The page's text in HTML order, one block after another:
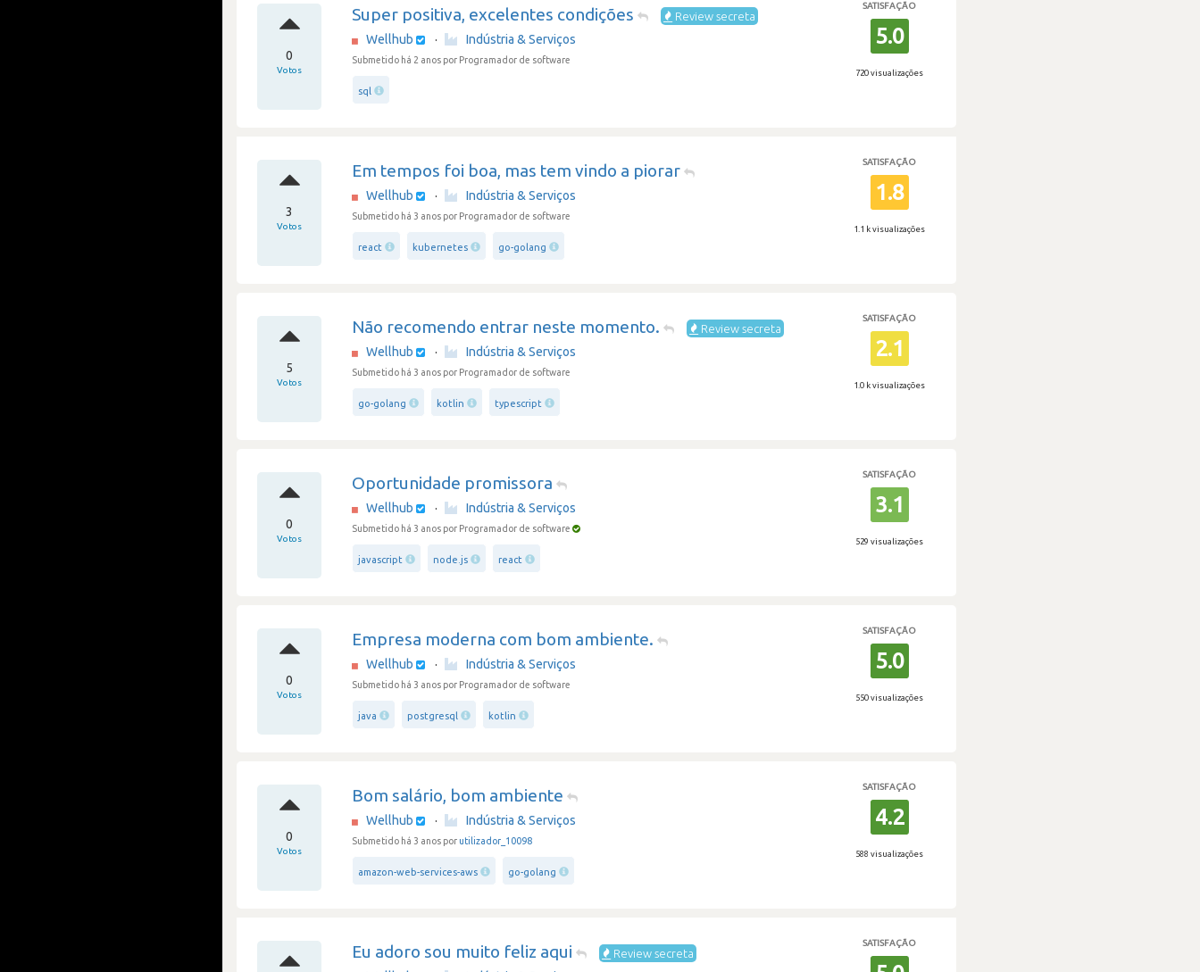
0
Votos
Super positiva, excelentes condições Review secreta
Wellhub · Indústria & Serviços
Submetido há 2 anos por Programador de software
sql
SATISFAÇÃO
5.0
720 visualizações
3
Votos
Em tempos foi boa, mas tem vindo a piorar
Wellhub · Indústria & Serviços
Submetido há 3 anos por Programador de software
react kubernetes go-golang
SATISFAÇÃO
1.8
1.1 k visualizações
5
Votos
Não recomendo entrar neste momento. Review secreta
Wellhub · Indústria & Serviços
Submetido há 3 anos por Programador de software
go-golang kotlin typescript
SATISFAÇÃO
2.1
1.0 k visualizações
0
Votos
Oportunidade promissora
Wellhub · Indústria & Serviços
Submetido há 3 anos por Programador de software
javascript node.js react
SATISFAÇÃO
3.1
529 visualizações
0
Votos
Empresa moderna com bom ambiente.
Wellhub · Indústria & Serviços
Submetido há 3 anos por Programador de software
java postgresql kotlin
SATISFAÇÃO
5.0
550 visualizações
0
Votos
Bom salário, bom ambiente
Wellhub · Indústria & Serviços
Submetido há 3 anos por utilizador_10098
amazon-web-services-aws go-golang
SATISFAÇÃO
4.2
588 visualizações
Eu adoro sou muito feliz aqui Review secreta
SATISFAÇÃO